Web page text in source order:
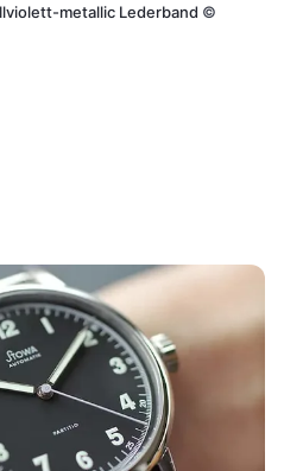
metallic Lederband ©